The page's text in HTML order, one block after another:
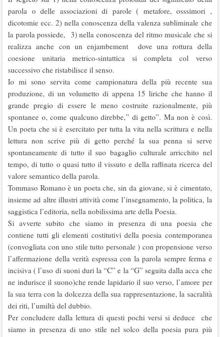
parola o delle associazioni di parole ( metafore, osssimori ,
dicotomie ecc. 2) nella conoscenza della valenza subliminale che
la parola possiede, 3) nella conoscenza del ritmo musicale che si
realizza anche con un enjambement dove una rottura della
coesione unitaria metrico-sintattica si completa col verso
successivo che ristabilisce il senso.
Io mi sono servita come campionatura della più recente sua
produzione, di un volumetto di appena 15 liriche che hanno il
grande pregio di essere le meno costruite razionalmente, più
spontanee o, come qualcuno direbbe,” di getto”. Ma non è così.
Un poeta che si è esercitato per tutta la vita nella scrittura e nella
lettura non scrive più di getto perché la sua penna si serve
spontaneamente di tutto il suo bagaglio culturale arricchito nel
tempo, di tutto o quasi tutto il vissuto e della raffinata ricerca del
valore semantico della parola.
Tommaso Romano è un poeta che, sin da giovane, si è cimentato,
insieme ad altre illustri attività come l’insegnamento, la politica, la
saggistica l’editoria, nella nobilissima arte della Poesia.
Si avverte subito che siamo in presenza di una poesia che
contiene tutti gli elementi costitutivi della poesia contemporanea
(convogliata con uno stile tutto personale ) con propensione verso
l’affermazione della verità espressa con la parola sempre ferma e
incisiva ( l’uso di suoni duri la “C” e la “G” seguita dalla acca che
ne indurisce il suono)che rende lapidario il suo verso, l’amore per
la sua terra con la dolcezza della sua rappresentazione, la sacralità
dei riti, l’umiltà del dubbio.
Per concludere dalla lettura di questi pochi versi si deduce che
siamo in presenza di uno stile nel solco della poesia pura più